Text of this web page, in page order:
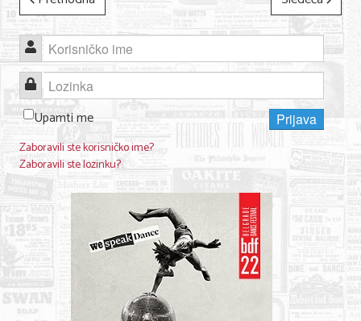
Korisničko ime
Lozinka
Upamti me
Prijava
Zaboravili ste korisničko ime?
Zaboravili ste lozinku?